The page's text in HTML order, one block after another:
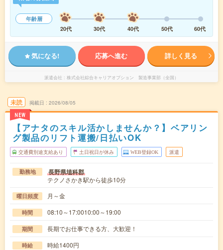
年齢層
20代
30代 40代 50代 60代
気になる! 応募へ進む 詳しく見る
派遣会社 株式会社綜合キャリアオプション 製造事業部（全国）
未読
NEW
掲載日 2026/08/05
【アナタのスキル活かしませんか？】ベアリン
グ製品のリフト運搬/日払いOK
交通費別途支給あり 土日祝日が休み WEB登録OK 派遣
勤務地 長野県埴科郡
テクノさかき駅から徒歩10分
曜日頻度 月～金
時間 08:10～17:0010:00～19:00
期間 長期でお仕事できる方、大歓迎！
時給 時給1400円